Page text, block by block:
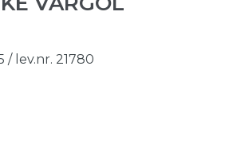
/ lev.nr. 21780